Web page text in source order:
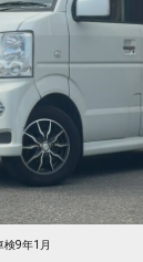
検9年1月